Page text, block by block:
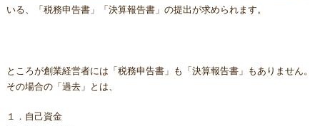
いる、「税務申告書」「決算報告書」の提出が求められます。
ところが創業経営者には「税務申告書」も「決算報告書」もありません。
その場合の「過去」とは、
１．自己資金